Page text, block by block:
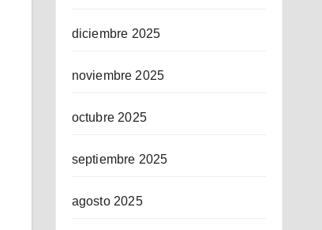
diciembre 2025
noviembre 2025
octubre 2025
septiembre 2025
agosto 2025